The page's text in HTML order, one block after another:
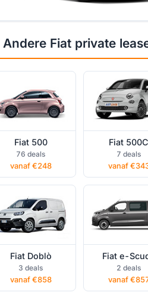
Andere Fiat private
Fiat 500 private
lease
Fiat 500
76 deals
vanaf €248
Fiat 500C
lease
Fiat 500C
7 deals
vanaf
Fiat Doblò private
lease
Fiat Doblò
3 deals
vanaf €858
Fiat e-
private
Fiat e-
2 deals
vanaf